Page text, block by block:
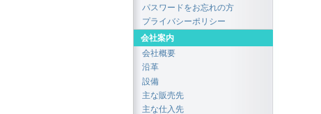
パスワードをお忘れの方
プライバシーポリシー
会社案内
会社概要
沿革
設備
主な販売先
主な仕入先